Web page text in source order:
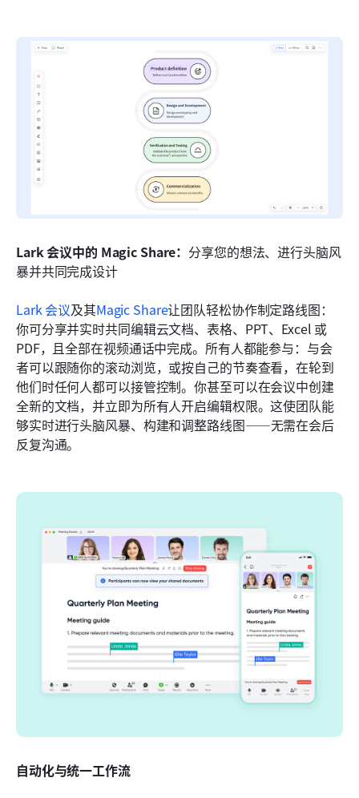
Lark 会议中的 Magic Share： 分享您的想法、进行头脑风
暴并共同完成设计
Lark 会议及其Magic Share让团队轻松协作制定路线图：
你可分享并实时共同编辑云文档、表格、PPT、Excel 或
PDF，且全部在视频通话中完成。所有人都能参与：与会
者可以跟随你的滚动浏览，或按自己的节奏查看，在轮到
他们时任何人都可以接管控制。你甚至可以在会议中创建
全新的文档，并立即为所有人开启编辑权限。这使团队能
够实时进行头脑风暴、构建和调整路线图——无需在会后
反复沟通。
自动化与统一工作流